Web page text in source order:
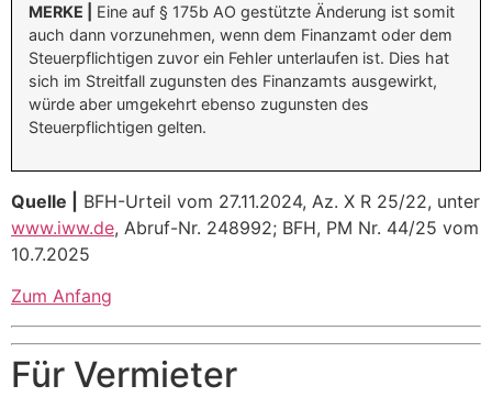
MERKE |
Eine auf § 175b AO gestützte Änderung ist somit
auch dann vorzunehmen, wenn dem Finanzamt oder dem
Steuerpflichtigen zuvor ein Fehler unterlaufen ist. Dies hat
sich im Streitfall zugunsten des Finanzamts ausgewirkt,
würde aber umgekehrt ebenso zugunsten des
Steuerpflichtigen gelten.
Quelle |
BFH-Urteil vom 27.11.2024, Az. X R 25/22, unter
www.iww.de, Abruf-Nr. 248992; BFH, PM Nr. 44/25 vom
10.7.2025
Zum Anfang
Für Vermieter